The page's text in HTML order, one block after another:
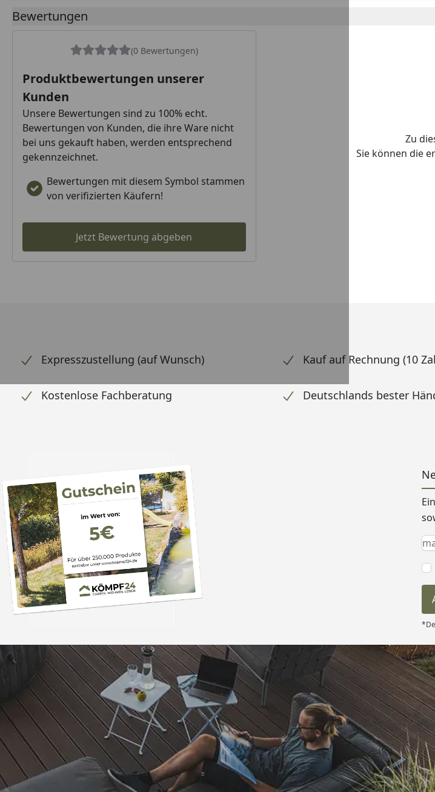
Bewertungen
(0 Bewertungen)
Produktbewertungen unserer
Kunden
Unsere Bewertungen sind zu 100% echt.
Bewertungen von Kunden, die ihre Ware nicht
bei uns gekauft haben, werden entsprechend
gekennzeichnet.
Bewertungen mit diesem Symbol stammen
von verifizierten Käufern!
Jetzt Bewertung abgeben
Zu
Sie können die
Expresszustellung (auf Wunsch) Kauf auf Rechnung (10
Kostenlose Fachberatung Deutschlands bester
E-
Trusted Shops
4,81/ 5
25.980 Bewertungen
„Alles perfekt und schnell
bearbeitet “
08.08.2026